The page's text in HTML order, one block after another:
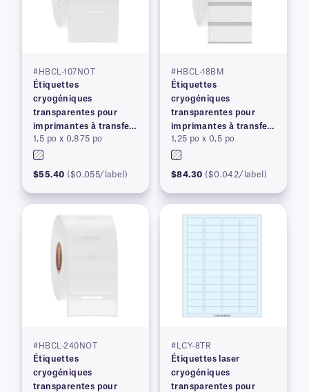
#HBCL-107NOT
Étiquettes
cryogéniques
transparentes pour
imprimantes à transfert
thermique
1,5 po x 0,875 po
$55.40 ($0.055/label)
#HBCL-18BM
Étiquettes
cryogéniques
transparentes pour
imprimantes à transfert
thermique
1,25 po x 0,5 po
$84.30 ($0.042/label)
#HBCL-240NOT
Étiquettes
cryogéniques
transparentes pour
#LCY-8TR
Étiquettes laser
cryogéniques
transparentes pour